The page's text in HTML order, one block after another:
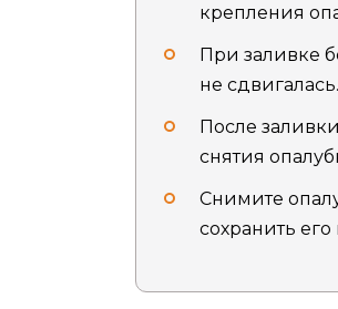
крепления
При заливке
не сдвигалась.
После
снятия
Снимите
сохранить